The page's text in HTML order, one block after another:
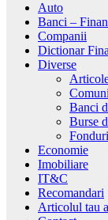
Auto
Banci –
Companii
Dictionar
Diverse
Banci
Burse
Economie
Imobiliare
IT&C
Recomandari
Articolul tau